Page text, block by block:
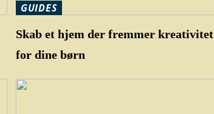
GUIDES
Skab et hjem der fremmer kreativitet
for dine børn